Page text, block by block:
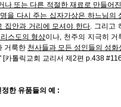
나 또는 다른 적절한 재료로 만들어
을 다시 주는 십자가상은 하느님의
집안과 거리에 모셔야 한다. 그리고
스도의 형상이나, 천주의 지극히 거
거룩한 천사들과 모든 성인들의 성화
[카톨릭교회 교리서 제2편 p.438
한 유품들의 예 :